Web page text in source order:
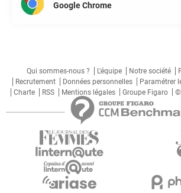
Google Chrome
Qui sommes-nous ? L'équipe Notre société
Recrutement
Données personnelles Paramétrer
Charte
RSS Mentions légales Groupe Figaro